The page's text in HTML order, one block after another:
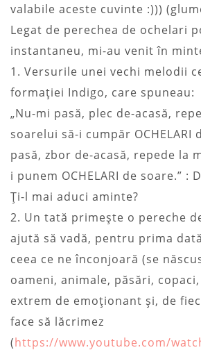
valabile aceste cuvinte :)))
Legat de perechea de ochelari
instantaneu, mi-au venit în
1. Versurile unei vechi melodii
formaţiei Indigo, care spuneau:
„Nu-mi pasă, plec de-acasă,
soarelui să-i cumpăr OCHELARI
pasă, zbor de-acasă, repede la
i punem OCHELARI de soare.” : D
Ţi-l mai aduci aminte?
2. Un tată primeşte o pereche
ajută să vadă, pentru prima
ceea ce ne înconjoară (se
oameni, animale, păsări,
extrem de emoţionant şi, de
face să lăcrimez
(https://www.youtube.com/